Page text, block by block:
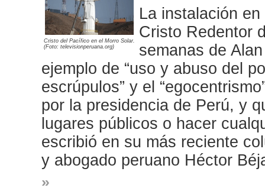
Cristo del Pacífico en el Morro Solar.
(Foto: televisionperuana.org)
La instalación
Cristo Redentor
semanas de
ejemplo de “uso y abuso del
escrúpulos” y el
por la presidencia de Perú, y
lugares públicos o hacer
escribió en su más reciente
y abogado peruano Héctor
»